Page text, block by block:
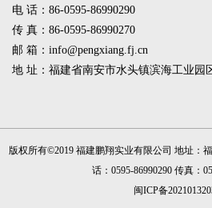
电 话：86-0595-86990290
传 真：86-0595-86990270
邮 箱：info@pengxiang.fj.cn
地 址：福建省南安市水头镇滨海工业园
版权所有©2019 福建鹏翔实业有限公司 地址：
话：0595-86990290 传真：
闽ICP备